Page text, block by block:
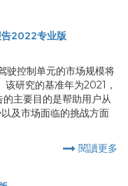
告2022专业版
驶控制单元的市场规模将
研究的基准年为2021，
主要目的是帮助用户从
及市场面临的挑战方面
閱讀更多